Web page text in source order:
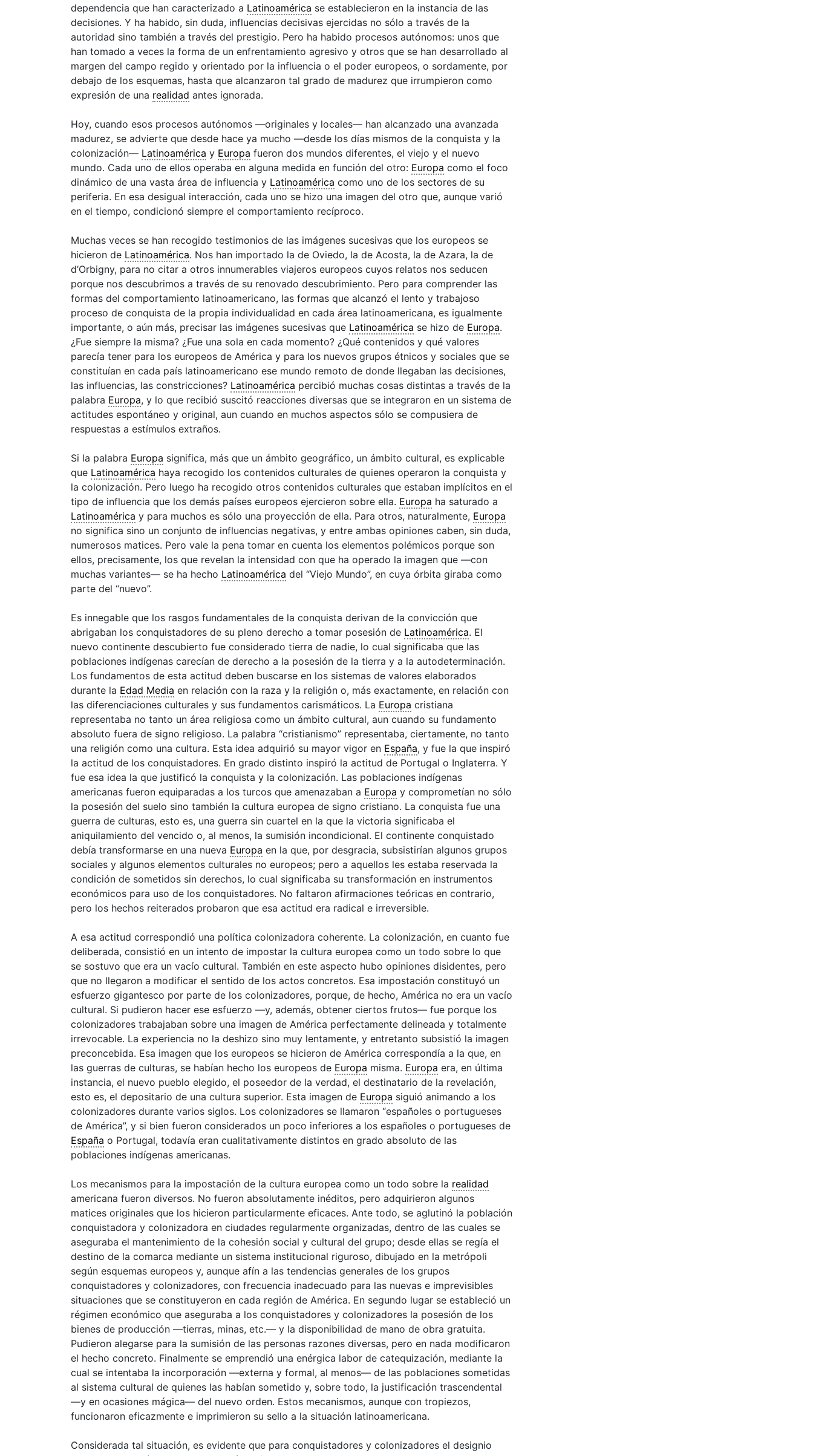
dependencia que han caracterizado a Latinoamérica se establecieron en la instancia de las
decisiones. Y ha habido, sin duda, influencias decisivas ejercidas no sólo a través de la
autoridad sino también a través del prestigio. Pero ha habido procesos autónomos: unos que
han tomado a veces la forma de un enfrentamiento agresivo y otros que se han desarrollado al
margen del campo regido y orientado por la influencia o el poder europeos, o sordamente, por
debajo de los esquemas, hasta que alcanzaron tal grado de madurez que irrumpieron como
expresión de una realidad antes ignorada.
Hoy, cuando esos procesos autónomos —originales y locales— han alcanzado una avanzada
madurez, se advierte que desde hace ya mucho —desde los días mismos de la conquista y la
colonización— Latinoamérica y Europa fueron dos mundos diferentes, el viejo y el nuevo
mundo. Cada uno de ellos operaba en alguna medida en función del otro: Europa como el foco
dinámico de una vasta área de influencia y Latinoamérica como uno de los sectores de su
periferia. En esa desigual interacción, cada uno se hizo una imagen del otro que, aunque varió
en el tiempo, condicionó siempre el comportamiento recíproco.
Muchas veces se han recogido testimonios de las imágenes sucesivas que los europeos se
hicieron de Latinoamérica. Nos han importado la de Oviedo, la de Acosta, la de Azara, la de
d’Orbigny, para no citar a otros innumerables viajeros europeos cuyos relatos nos seducen
porque nos descubrimos a través de su renovado descubrimiento. Pero para comprender las
formas del comportamiento latinoamericano, las formas que alcanzó el lento y trabajoso
proceso de conquista de la propia individualidad en cada área latinoamericana, es igualmente
importante, o aún más, precisar las imágenes sucesivas que Latinoamérica se hizo de Europa.
¿Fue siempre la misma? ¿Fue una sola en cada momento? ¿Qué contenidos y qué valores
parecía tener para los europeos de América y para los nuevos grupos étnicos y sociales que se
constituían en cada país latinoamericano ese mundo remoto de donde llegaban las decisiones,
las influencias, las constricciones? Latinoamérica percibió muchas cosas distintas a través de la
palabra Europa, y lo que recibió suscitó reacciones diversas que se integraron en un sistema de
actitudes espontáneo y original, aun cuando en muchos aspectos sólo se compusiera de
respuestas a estímulos extraños.
Si la palabra Europa significa, más que un ámbito geográfico, un ámbito cultural, es explicable
que Latinoamérica haya recogido los contenidos culturales de quienes operaron la conquista y
la colonización. Pero luego ha recogido otros contenidos culturales que estaban implícitos en el
tipo de influencia que los demás países europeos ejercieron sobre ella. Europa ha saturado a
Latinoamérica y para muchos es sólo una proyección de ella. Para otros, naturalmente, Europa
no significa sino un conjunto de influencias negativas, y entre ambas opiniones caben, sin duda,
numerosos matices. Pero vale la pena tomar en cuenta los elementos polémicos porque son
ellos, precisamente, los que revelan la intensidad con que ha operado la imagen que —con
muchas variantes— se ha hecho Latinoamérica del “Viejo Mundo”, en cuya órbita giraba como
parte del “nuevo”.
Es innegable que los rasgos fundamentales de la conquista derivan de la convicción que
abrigaban los conquistadores de su pleno derecho a tomar posesión de Latinoamérica. El
nuevo continente descubierto fue considerado tierra de nadie, lo cual significaba que las
poblaciones indígenas carecían de derecho a la posesión de la tierra y a la autodeterminación.
Los fundamentos de esta actitud deben buscarse en los sistemas de valores elaborados
durante la Edad Media en relación con la raza y la religión o, más exactamente, en relación con
las diferenciaciones culturales y sus fundamentos carismáticos. La Europa cristiana
representaba no tanto un área religiosa como un ámbito cultural, aun cuando su fundamento
absoluto fuera de signo religioso. La palabra “cristianismo” representaba, ciertamente, no tanto
una religión como una cultura. Esta idea adquirió su mayor vigor en España, y fue la que inspiró
la actitud de los conquistadores. En grado distinto inspiró la actitud de Portugal o Inglaterra. Y
fue esa idea la que justificó la conquista y la colonización. Las poblaciones indígenas
americanas fueron equiparadas a los turcos que amenazaban a Europa y comprometían no sólo
la posesión del suelo sino también la cultura europea de signo cristiano. La conquista fue una
guerra de culturas, esto es, una guerra sin cuartel en la que la victoria significaba el
aniquilamiento del vencido o, al menos, la sumisión incondicional. El continente conquistado
debía transformarse en una nueva Europa en la que, por desgracia, subsistirían algunos grupos
sociales y algunos elementos culturales no europeos; pero a aquellos les estaba reservada la
condición de sometidos sin derechos, lo cual significaba su transformación en instrumentos
económicos para uso de los conquistadores. No faltaron afirmaciones teóricas en contrario,
pero los hechos reiterados probaron que esa actitud era radical e irreversible.
A esa actitud correspondió una política colonizadora coherente. La colonización, en cuanto fue
deliberada, consistió en un intento de impostar la cultura europea como un todo sobre lo que
se sostuvo que era un vacío cultural. También en este aspecto hubo opiniones disidentes, pero
que no llegaron a modificar el sentido de los actos concretos. Esa impostación constituyó un
esfuerzo gigantesco por parte de los colonizadores, porque, de hecho, América no era un vacío
cultural. Si pudieron hacer ese esfuerzo —y, además, obtener ciertos frutos— fue porque los
colonizadores trabajaban sobre una imagen de América perfectamente delineada y totalmente
irrevocable. La experiencia no la deshizo sino muy lentamente, y entretanto subsistió la imagen
preconcebida. Esa imagen que los europeos se hicieron de América correspondía a la que, en
las guerras de culturas, se habían hecho los europeos de Europa misma. Europa era, en última
instancia, el nuevo pueblo elegido, el poseedor de la verdad, el destinatario de la revelación,
esto es, el depositario de una cultura superior. Esta imagen de Europa siguió animando a los
colonizadores durante varios siglos. Los colonizadores se llamaron “españoles o portugueses
de América”, y si bien fueron considerados un poco inferiores a los españoles o portugueses de
España o Portugal, todavía eran cualitativamente distintos en grado absoluto de las
poblaciones indígenas americanas.
Los mecanismos para la impostación de la cultura europea como un todo sobre la realidad
americana fueron diversos. No fueron absolutamente inéditos, pero adquirieron algunos
matices originales que los hicieron particularmente eficaces. Ante todo, se aglutinó la población
conquistadora y colonizadora en ciudades regularmente organizadas, dentro de las cuales se
aseguraba el mantenimiento de la cohesión social y cultural del grupo; desde ellas se regía el
destino de la comarca mediante un sistema institucional riguroso, dibujado en la metrópoli
según esquemas europeos y, aunque afín a las tendencias generales de los grupos
conquistadores y colonizadores, con frecuencia inadecuado para las nuevas e imprevisibles
situaciones que se constituyeron en cada región de América. En segundo lugar se estableció un
régimen económico que aseguraba a los conquistadores y colonizadores la posesión de los
bienes de producción —tierras, minas, etc.— y la disponibilidad de mano de obra gratuita.
Pudieron alegarse para la sumisión de las personas razones diversas, pero en nada modificaron
el hecho concreto. Finalmente se emprendió una enérgica labor de catequización, mediante la
cual se intentaba la incorporación —externa y formal, al menos— de las poblaciones sometidas
al sistema cultural de quienes las habían sometido y, sobre todo, la justificación trascendental
—y en ocasiones mágica— del nuevo orden. Estos mecanismos, aunque con tropiezos,
funcionaron eficazmente e imprimieron su sello a la situación latinoamericana.
Considerada tal situación, es evidente que para conquistadores y colonizadores el designio